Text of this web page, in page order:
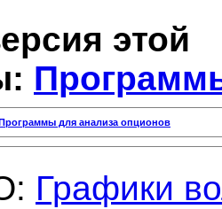
этой
для анализа опционов
Графики